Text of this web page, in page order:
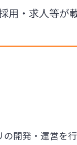
用・求人等が
開発・運営を